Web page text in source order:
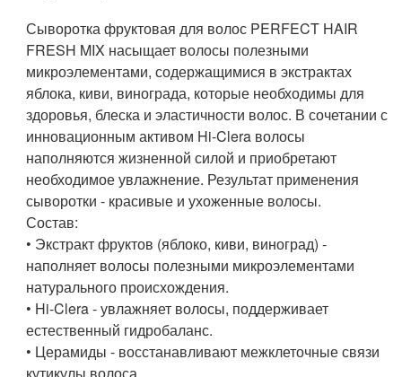
Сыворотка фруктовая для волос PERFECT HAIR
FRESH MIX насыщает волосы полезными
микроэлементами, содержащимися в экстрактах
яблока, киви, винограда, которые необходимы для
здоровья, блеска и эластичности волос. В сочетании с
инновационным активом Hi-Clera волосы
наполняются жизненной силой и приобретают
необходимое увлажнение. Результат применения
сыворотки - красивые и ухоженные волосы.
Состав:
• Экстракт фруктов (яблоко, киви, виноград) -
наполняет волосы полезными микроэлементами
натурального происхождения.
• Hi-Clera - увлажняет волосы, поддерживает
естественный гидробаланс.
• Церамиды - восстанавливают межклеточные связи